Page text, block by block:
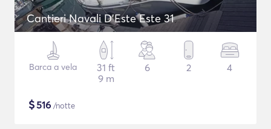
Cantieri Navali D'Este Este 31
Barca a vela
31 ft
9 m
6 2 4
$516 /notte